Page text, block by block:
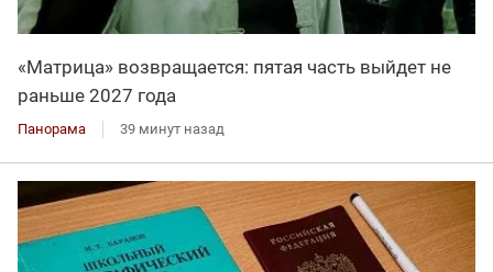
«Матрица» возвращается: пятая часть выйдет не
раньше 2027 года
Панорама 39 минут назад